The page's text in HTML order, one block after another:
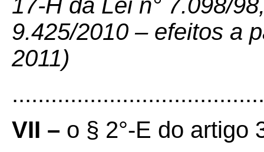
17-H da Lei n° 7.098/
9.425/2010 – efeitos a
2011)
VII – o § 2°-E do artigo